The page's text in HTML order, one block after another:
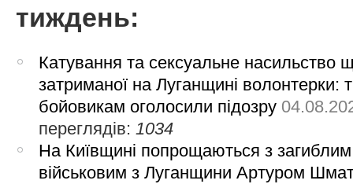
тиждень:
Катування та сексуальне насильство
затриманої на Луганщині волонтерки:
бойовикам оголосили підозру
переглядів:1034
На Київщині попрощаються з загиблим
військовим з Луганщини Артуром